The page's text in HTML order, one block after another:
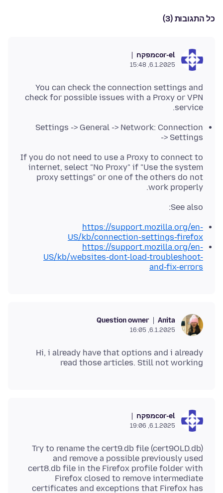
כל התגובות (3)
cor-elמפקח
6.1.2025, 15:48
You can check the connection settings and
check for possible issues with a Proxy or VPN
service.
Settings -> General -> Network: Connection
-> Settings
If you do not need to use a Proxy to connect to
internet, select "No Proxy" if "Use the system
proxy settings" or one of the others do not
work properly.
See also:
https://support.mozilla.org/en-
US/kb/connection-settings-firefox
https://support.mozilla.org/en-
US/kb/websites-dont-load-troubleshoot-
and-fix-errors
Anita
Question owner
6.1.2025, 16:05
Hi, i already have that options and i already
read those articles. Still not working
cor-elמפקח
6.1.2025, 19:06
Try to rename the cert9.db file (cert9OLD.db)
and remove a possible previously used
cert8.db file in the Firefox profile folder with
Firefox closed to remove intermediate
certificates and exceptions that Firefox has